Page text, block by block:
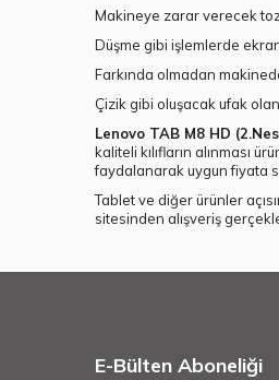
Makineye zarar verecek
Düşme gibi işlemlerde
Farkında olmadan
Çizik gibi oluşacak ufak
Lenovo TAB M8 HD
kaliteli kılıfların alınması
faydalanarak uygun fiyata
Tablet ve diğer ürünler
sitesinden alışveriş
E-Bülten Aboneliği